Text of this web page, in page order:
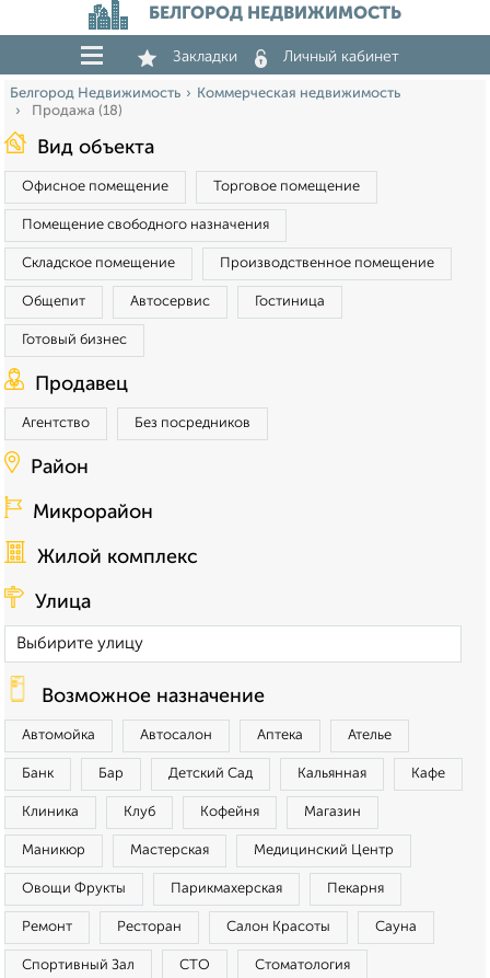
БЕЛГОРОД НЕДВИЖИМОСТЬ
Закладки Личный кабинет
Белгород Недвижимость
Коммерческая недвижимость
Продажа (18)
Вид объекта
Офисное помещение Торговое помещение
Помещение свободного назначения
Складское помещение Производственное помещение
Общепит Автосервис Гостиница
Готовый бизнес
Продавец
Агентство Без посредников
Район
Микрорайон
Жилой комплекс
Улица
Возможное назначение
Автомойка Автосалон Аптека Ателье
Банк Бар Детский Сад Кальянная Кафе
Клиника Клуб Кофейня Магазин
Маникюр Мастерская Медицинский Центр
Овощи Фрукты Парикмахерская Пекарня
Ремонт Ресторан Салон Красоты Сауна
Спортивный Зал СТО Стоматология